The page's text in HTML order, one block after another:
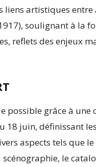
liens artistiques entre
soulignant à la
reflets des enjeux
possible grâce à une
18 juin, définissant
aspects tels que
le